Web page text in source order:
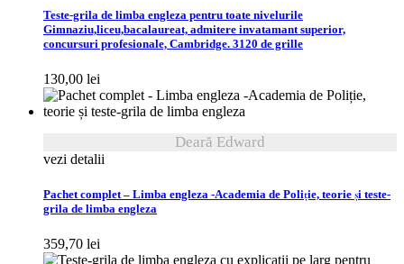
Teste-grila de limba engleza pentru toate nivelurile
Gimnaziu,liceu,bacalaureat, admitere invatamant superior,
concursuri profesionale, Cambridge. 3120 de grille
130,00 lei
Deară Edward
vezi detalii
Pachet complet – Limba engleza -Academia de Poliție, teorie și teste-
grila de limba engleza
359,70 lei